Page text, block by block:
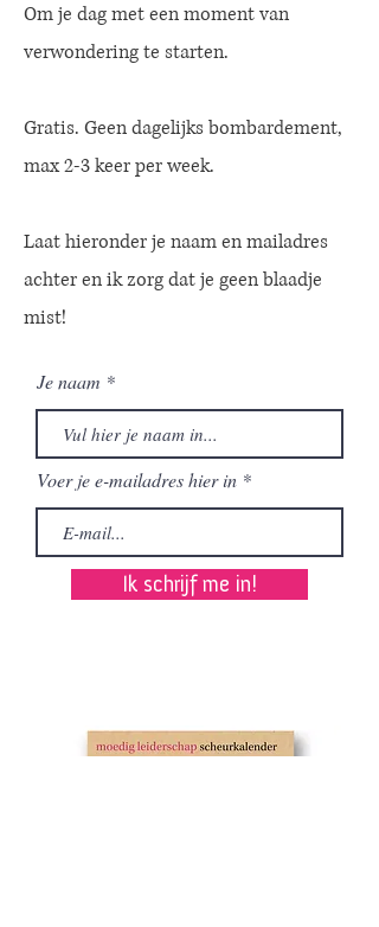
Om je dag met een moment van
verwondering te starten.
Gratis. Geen dagelijks bombardement,
max 2-3 keer per week.
Laat hieronder je naam en mailadres
achter en ik zorg dat je geen blaadje
mist!
Je naam
Voer je e-mailadres hier in
Ik schrijf me in!